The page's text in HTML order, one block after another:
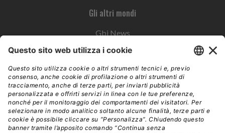
Gli altri mondi
Gbi News
Instoremag
Esplora il gruppo
Edra Edizioni
Edizioni LSWR